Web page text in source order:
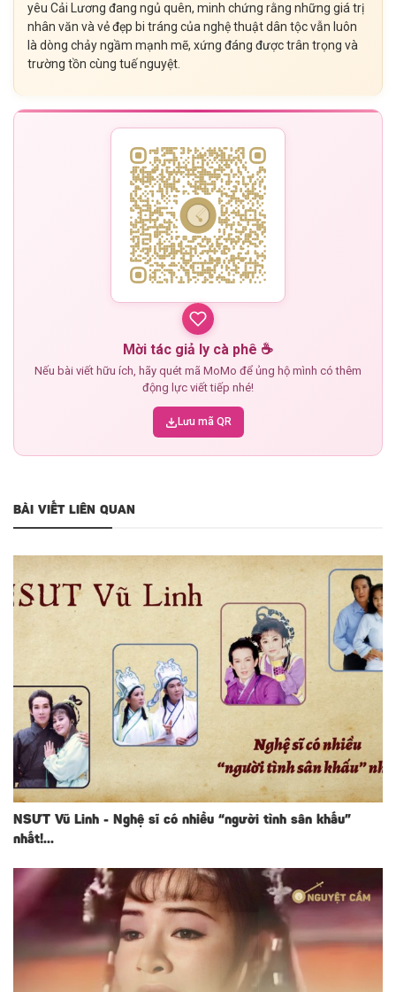
yêu Cải Lương đang ngủ quên, minh chứng rằng những giá trị
nhân văn và vẻ đẹp bi tráng của nghệ thuật dân tộc vẫn luôn
là dòng chảy ngầm mạnh mẽ, xứng đáng được trân trọng và
trường tồn cùng tuế nguyệt.
Mời tác giả ly cà phê ☕
Nếu bài viết hữu ích, hãy quét mã MoMo để ủng hộ mình có thêm
động lực viết tiếp nhé!
Lưu mã QR
BÀI VIẾT LIÊN QUAN
NSƯT Vũ Linh - Nghệ sĩ có nhiều “người tình sân khấu”
nhất!...